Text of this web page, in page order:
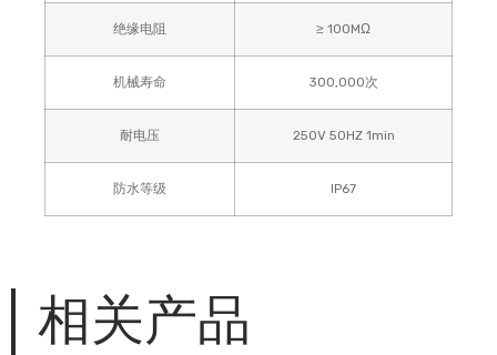
绝缘电阻 ≥ 100MΩ
机械寿命 300,000次
耐电压 250V 50HZ 1min
防水等级 IP67
相关产品